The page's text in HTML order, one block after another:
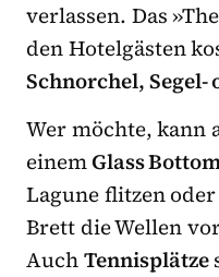
verlassen. Das
den Hotelgästen
Schnorchel, Segel-
Wer möchte, kann
einemGlass
Lagune flitzen
Brett die Wellen
AuchTennisplätze